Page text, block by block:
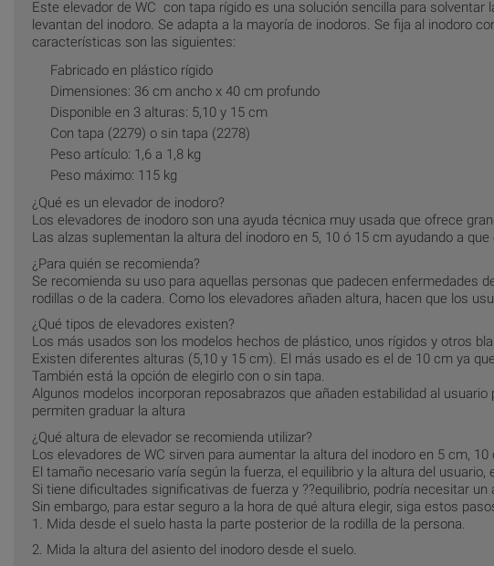
Este elevador de WC con tapa rígido es una solución sencilla para
levantan del inodoro. Se adapta a la mayoría de inodoros. Se fija al inodoro
características son las siguientes:
Fabricado en plástico rígido
Dimensiones: 36 cm ancho x 40 cm profundo
Disponible en 3 alturas: 5,10 y 15 cm
Con tapa (2279) o sin tapa (2278)
Peso artículo: 1,6 a 1,8 kg
Peso máximo: 115 kg
¿Qué es un elevador de inodoro?
Los elevadores de inodoro son una ayuda técnica muy usada que ofrece
Las alzas suplementan la altura del inodoro en 5, 10 ó 15 cm ayudando a
¿Para quién se recomienda?
Se recomienda su uso para aquellas personas que padecen enfermedades
rodillas o de la cadera. Como los elevadores añaden altura, hacen que los
¿Qué tipos de elevadores existen?
Los más usados son los modelos hechos de plástico, unos rígidos y otros
Existen diferentes alturas (5,10 y 15 cm). El más usado es el de 10 cm ya
También está la opción de elegirlo con o sin tapa.
Algunos modelos incorporan reposabrazos que añaden estabilidad al
permiten graduar la altura
¿Qué altura de elevador se recomienda utilizar?
Los elevadores de WC sirven para aumentar la altura del inodoro en 5 cm,
El tamaño necesario varía según la fuerza, el equilibrio y la altura del usuario,
Si tiene dificultades significativas de fuerza y ??equilibrio, podría necesitar un
Sin embargo, para estar seguro a la hora de qué altura elegir, siga estos
1. Mida desde el suelo hasta la parte posterior de la rodilla de la persona.
2. Mida la altura del asiento del inodoro desde el suelo.